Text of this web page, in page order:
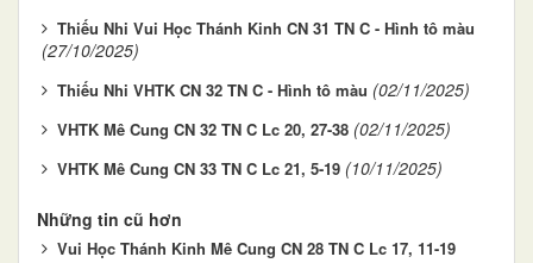
Thiếu Nhi Vui Học Thánh Kinh CN 31 TN C - Hình tô màu
(27/10/2025)
Thiếu Nhi VHTK CN 32 TN C - Hình tô màu (02/11/2025)
VHTK Mê Cung CN 32 TN C Lc 20, 27-38 (02/11/2025)
VHTK Mê Cung CN 33 TN C Lc 21, 5-19 (10/11/2025)
Những tin cũ hơn
Vui Học Thánh Kinh Mê Cung CN 28 TN C Lc 17, 11-19